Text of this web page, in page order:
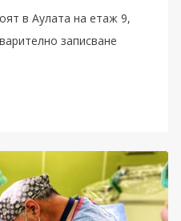
в Аулата на етаж 9,
записване